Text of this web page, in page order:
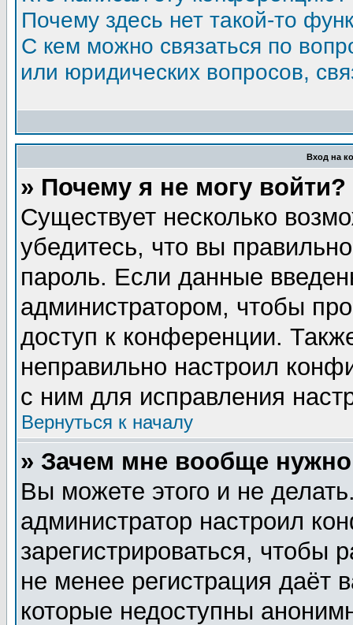
Почему здесь нет такой-то
С кем можно связаться по
или юридических вопросов,
Вход на
» Почему я не могу войти?
Существует несколько
убедитесь, что вы
пароль. Если данные
администратором, чтобы
доступ к конференции.
неправильно настроил
с ним для исправления
Вернуться к началу
» Зачем мне вообще нужно
Вы можете этого и не
администратор настроил
зарегистрироваться,
не менее регистрация даёт
которые недоступны